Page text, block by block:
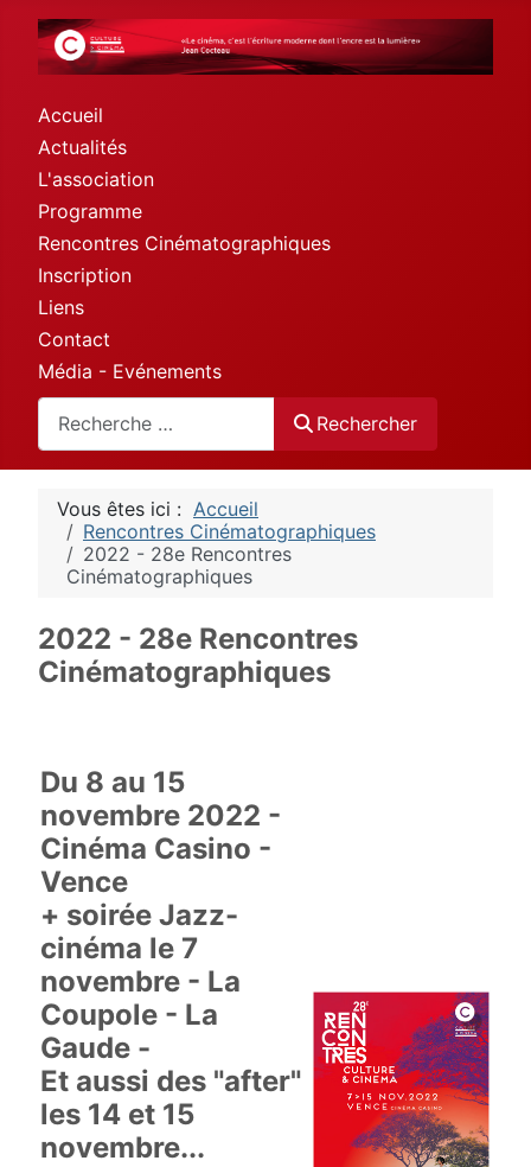
Accueil
Actualités
L'association
Programme
Rencontres Cinématographiques
Inscription
Liens
Contact
Média - Evénements
Rechercher
Rechercher
Vous êtes ici : Accueil
Rencontres Cinématographiques
2022 - 28e Rencontres
Cinématographiques
2022 - 28e Rencontres
Cinématographiques
Du 8 au 15
novembre 2022 -
Cinéma Casino -
Vence
+ soirée Jazz-
cinéma le 7
novembre - La
Coupole - La
Gaude -
Et aussi des "after"
les 14 et 15
novembre...